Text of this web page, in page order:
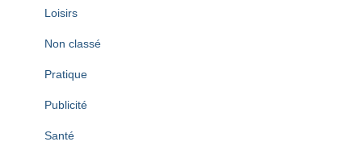
Loisirs
Non classé
Pratique
Publicité
Santé